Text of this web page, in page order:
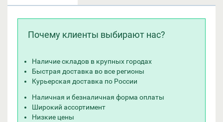
Почему клиенты выбирают нас?
Наличие складов в крупных городах
Быстрая доставка во все регионы
Курьерская доставка по России
Наличная и безналичная форма оплаты
Широкий ассортимент
Низкие цены